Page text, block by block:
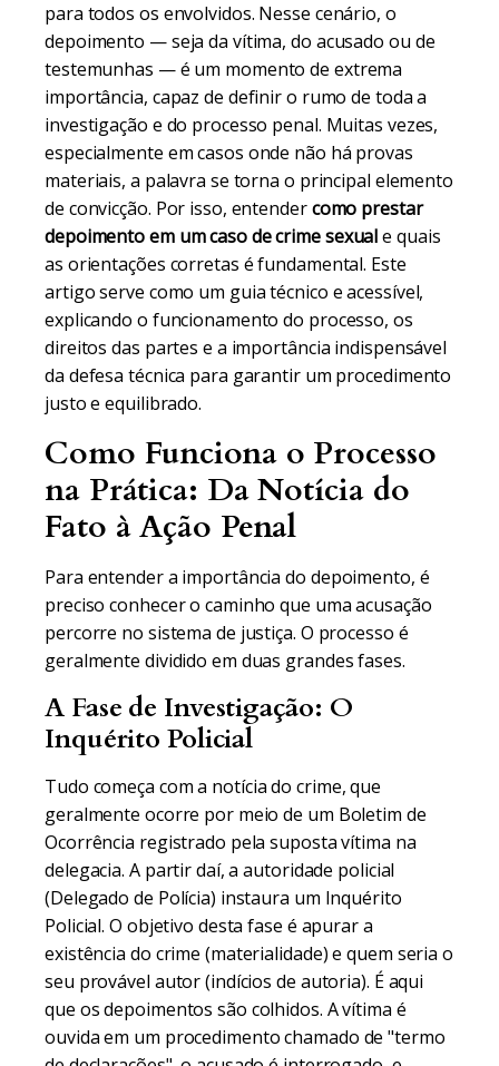
para todos os envolvidos. Nesse cenário, o
depoimento — seja da vítima, do acusado ou de
testemunhas — é um momento de extrema
importância, capaz de definir o rumo de toda a
investigação e do processo penal. Muitas vezes,
especialmente em casos onde não há provas
materiais, a palavra se torna o principal elemento
de convicção. Por isso, entendercomo prestar
depoimento em um caso de crime sexuale quais
as orientações corretas é fundamental. Este
artigo serve como um guia técnico e acessível,
explicando o funcionamento do processo, os
direitos das partes e a importância indispensável
da defesa técnica para garantir um procedimento
justo e equilibrado.
Como Funciona o Processo
na Prática: Da Notícia do
Fato à Ação Penal
Para entender a importância do depoimento, é
preciso conhecer o caminho que uma acusação
percorre no sistema de justiça. O processo é
geralmente dividido em duas grandes fases.
A Fase de Investigação: O
Inquérito Policial
Tudo começa com a notícia do crime, que
geralmente ocorre por meio de um Boletim de
Ocorrência registrado pela suposta vítima na
delegacia. A partir daí, a autoridade policial
(Delegado de Polícia) instaura um Inquérito
Policial. O objetivo desta fase é apurar a
existência do crime (materialidade) e quem seria o
seu provável autor (indícios de autoria). É aqui
que os depoimentos são colhidos. A vítima é
ouvida em um procedimento chamado de "termo